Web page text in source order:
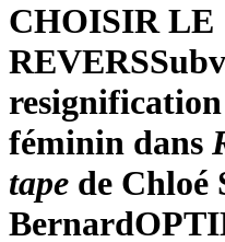
CHOISIR LE
REVERS
resignification
féminin dans
tape de Chloé
Bernard